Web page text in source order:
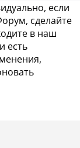
если
сделайте
в наш
есть